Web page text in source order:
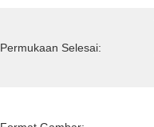
Permukaan Selesai: